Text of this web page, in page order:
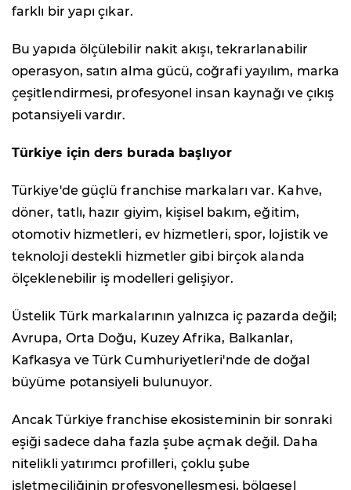
farklı bir yapı çıkar.
Bu yapıda ölçülebilir nakit akışı, tekrarlanabilir
operasyon, satın alma gücü, coğrafi yayılım, marka
çeşitlendirmesi, profesyonel insan kaynağı ve çıkış
potansiyeli vardır.
Türkiye için ders burada başlıyor
Türkiye'de güçlü franchise markaları var. Kahve,
döner, tatlı, hazır giyim, kişisel bakım, eğitim,
otomotiv hizmetleri, ev hizmetleri, spor, lojistik ve
teknoloji destekli hizmetler gibi birçok alanda
ölçeklenebilir iş modelleri gelişiyor.
Üstelik Türk markalarının yalnızca iç pazarda değil;
Avrupa, Orta Doğu, Kuzey Afrika, Balkanlar,
Kafkasya ve Türk Cumhuriyetleri'nde de doğal
büyüme potansiyeli bulunuyor.
Ancak Türkiye franchise ekosisteminin bir sonraki
eşiği sadece daha fazla şube açmak değil. Daha
nitelikli yatırımcı profilleri, çoklu şube
işletmeciliğinin profesyonelleşmesi, bölgesel